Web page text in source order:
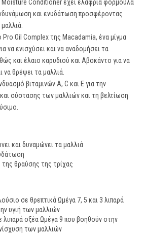
Conditioner έχει ελαφριά φόρμουλα
και ενυδάτωση προσφέροντας
Pro Oil Complex της Macadamia, ένα μίγμα
να ενισχύσει και να αναδομήσει τα
και έλαιο καρυδιού και Αβοκάντο για να
να θρέψει τα μαλλιά.
βιταμινών Α, C και Ε για την
σύστασης των μαλλιών και τη βελτίωση
και δυναμώνει τα μαλλιά
θραύσης της τρίχας
σε θρεπτικά Ωμέγα 7, 5 και 3 λιπαρά
υγιή των μαλλιών
λιπαρά οξέα Ωμέγα 9 που βοηθούν στην
των μαλλιών